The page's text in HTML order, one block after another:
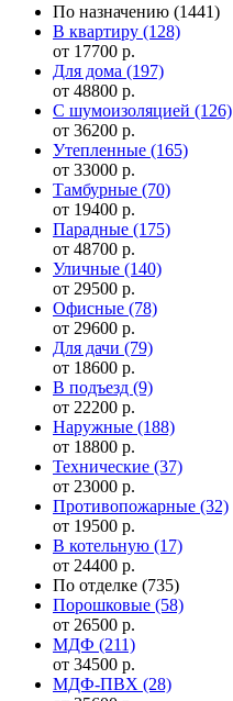
По назначению (1441)
В квартиру (128)
от 17700 р.
Для дома (197)
от 48800 р.
С шумоизоляцией (126)
от 36200 р.
Утепленные (165)
от 33000 р.
Тамбурные (70)
от 19400 р.
Парадные (175)
от 48700 р.
Уличные (140)
от 29500 р.
Офисные (78)
от 29600 р.
Для дачи (79)
от 18600 р.
В подъезд (9)
от 22200 р.
Наружные (188)
от 18800 р.
Технические (37)
от 23000 р.
Противопожарные (32)
от 19500 р.
В котельную (17)
от 24400 р.
По отделке (735)
Порошковые (58)
от 26500 р.
МДФ (211)
от 34500 р.
МДФ-ПВХ (28)